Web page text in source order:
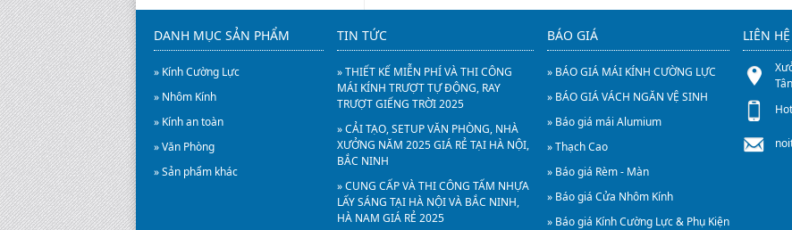
DANH MỤC SẢN PHẨM
» Kính Cường Lực
» Nhôm Kính
» Kính an toàn
» Văn Phòng
» Sản phẩm khác
TIN TỨC
» THIẾT KẾ MIỄN PHÍ VÀ THI CÔNG
MÁI KÍNH TRƯỢT TỰ ĐỘNG, RAY
TRƯỢT GIẾNG TRỜI 2025
» CẢI TẠO, SETUP VĂN PHÒNG, NHÀ
XƯỞNG NĂM 2025 GIÁ RẺ TẠI HÀ NỘI,
BẮC NINH
» CUNG CẤP VÀ THI CÔNG TẤM NHỰA
LẤY SÁNG TẠI HÀ NỘI VÀ BẮC NINH,
HÀ NAM GIÁ RẺ 2025
BÁO GIÁ
» BÁO GIÁ MÁI KÍNH CƯỜNG LỰC
» BÁO GIÁ VÁCH NGĂN VỆ SINH
» Báo giá mái Alumium
» Thạch Cao
» Báo giá Rèm - Màn
» Báo giá Cửa Nhôm Kính
» Báo giá Kính Cường Lực & Phụ Kiện
LIÊN HỆ